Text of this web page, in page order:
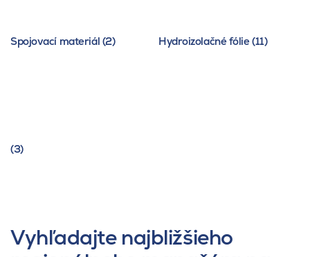
Spojovací materiál (2) Hydroizolačné fólie (11)
(3)
Vyhľadajte najbližšieho